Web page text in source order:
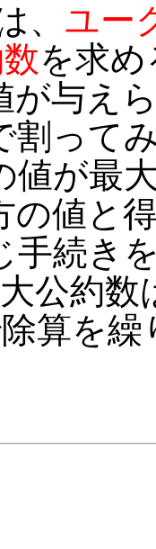
、 ユー
を求
与え
割って
値が最
の値と
手続き
公約数
算を